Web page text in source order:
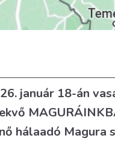
január 18-án
hálaadó Magura